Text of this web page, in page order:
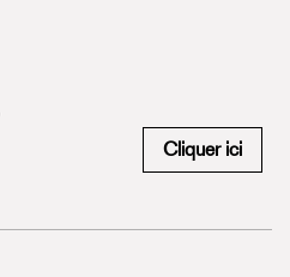
Cliquer ici